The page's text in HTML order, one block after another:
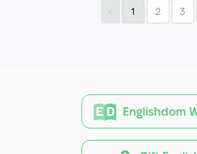
1 2 3
Englishdom